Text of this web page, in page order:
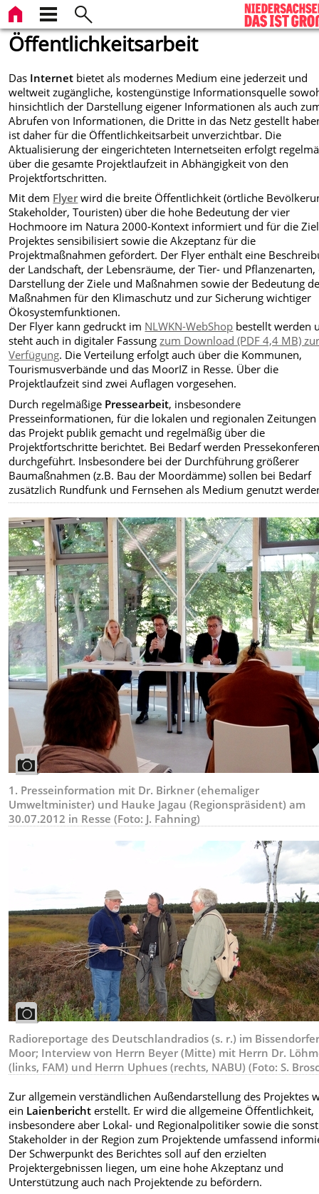
Öffentlichkeitsarbeit
Das Internet bietet als modernes Medium eine jederzeit und
weltweit zugängliche, kostengünstige Informationsquelle
hinsichtlich der Darstellung eigener Informationen als auch
Abrufen von Informationen, die Dritte in das Netz gestellt
ist daher für die Öffentlichkeitsarbeit unverzichtbar. Die
Aktualisierung der eingerichteten Internetseiten erfolgt
über die gesamte Projektlaufzeit in Abhängigkeit von den
Projektfortschritten.
Mit dem Flyer wird die breite Öffentlichkeit (örtliche
Stakeholder, Touristen) über die hohe Bedeutung der vier
Hochmoore im Natura 2000-Kontext informiert und für die
Projektes sensibilisiert sowie die Akzeptanz für die
Projektmaßnahmen gefördert. Der Flyer enthält eine
der Landschaft, der Lebensräume, der Tier- und Pflanzenarten,
Darstellung der Ziele und Maßnahmen sowie der Bedeutung
Maßnahmen für den Klimaschutz und zur Sicherung wichtiger
Ökosystemfunktionen.
Der Flyer kann gedruckt im NLWKN-WebShop bestellt werden
steht auch in digitaler Fassungzum Download (PDF 4,4 MB)
Verfügung. Die Verteilung erfolgt auch über die Kommunen,
Tourismusverbände und das MoorIZ in Resse. Über die
Projektlaufzeit sind zwei Auflagen vorgesehen.
Durch regelmäßige Pressearbeit, insbesondere
Presseinformationen, für die lokalen und regionalen
das Projekt publik gemacht und regelmäßig über die
Projektfortschritte berichtet. Bei Bedarf werden
durchgeführt. Insbesondere bei der Durchführung größerer
Baumaßnahmen (z.B. Bau der Moordämme) sollen bei Bedarf
zusätzlich Rundfunk und Fernsehen als Medium genutzt
1. Presseinformation mit Dr. Birkner (ehemaliger
Umweltminister) und Hauke Jagau (Regionspräsident) am
30.07.2012 in Resse (Foto: J. Fahning)
Radioreportage des Deutschlandradios (s. r.) im
Moor; Interview von Herrn Beyer (Mitte) mit Herrn Dr.
(links, FAM) und Herrn Uphues (rechts, NABU) (Foto: S.
Zur allgemein verständlichen Außendarstellung des Projektes
ein Laienbericht erstellt. Er wird die allgemeine Öffentlichkeit,
insbesondere aber Lokal- und Regionalpolitiker sowie die
Stakeholder in der Region zum Projektende umfassend
Der Schwerpunkt des Berichtes soll auf den erzielten
Projektergebnissen liegen, um eine hohe Akzeptanz und
Unterstützung auch nach Projektende zu befördern.